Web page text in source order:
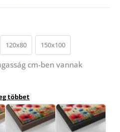
120x80 150x100
cm-ben vannak
többet